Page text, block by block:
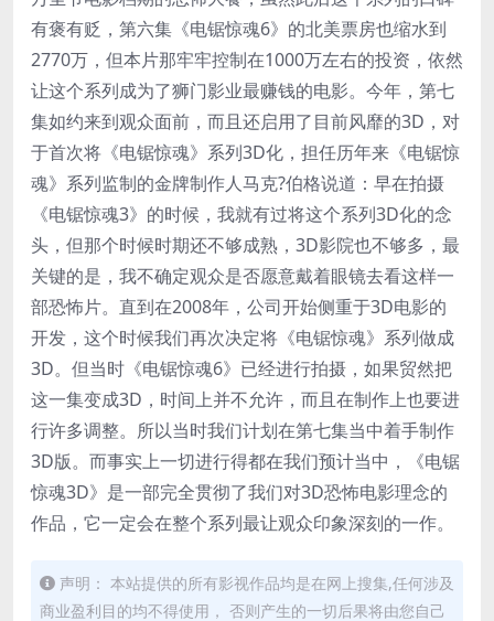
有褒有贬，第六集《电锯惊魂6》的北美票房也缩水到
2770万，但本片那牢牢控制在1000万左右的投资，依然
让这个系列成为了狮门影业最赚钱的电影。今年，第七
集如约来到观众面前，而且还启用了目前风靡的3D，对
于首次将《电锯惊魂》系列3D化，担任历年来《电锯惊
魂》系列监制的金牌制作人马克?伯格说道：早在拍摄
《电锯惊魂3》的时候，我就有过将这个系列3D化的念
头，但那个时候时期还不够成熟，3D影院也不够多，最
关键的是，我不确定观众是否愿意戴着眼镜去看这样一
部恐怖片。直到在2008年，公司开始侧重于3D电影的
开发，这个时候我们再次决定将《电锯惊魂》系列做成
3D。但当时《电锯惊魂6》已经进行拍摄，如果贸然把
这一集变成3D，时间上并不允许，而且在制作上也要进
行许多调整。所以当时我们计划在第七集当中着手制作
3D版。而事实上一切进行得都在我们预计当中，《电锯
惊魂3D》是一部完全贯彻了我们对3D恐怖电影理念的
作品，它一定会在整个系列最让观众印象深刻的一作。
声明： 本站提供的所有影视作品均是在网上搜集,任何涉及
商业盈利目的均不得使用， 否则产生的一切后果将由您自己